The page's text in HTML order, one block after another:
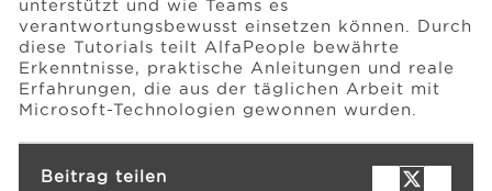
unterstützt und wie Teams es
verantwortungsbewusst einsetzen können. Durch
diese Tutorials teilt AlfaPeople bewährte
Erkenntnisse, praktische Anleitungen und reale
Erfahrungen, die aus der täglichen Arbeit mit
Microsoft-Technologien gewonnen wurden.
Beitrag teilen